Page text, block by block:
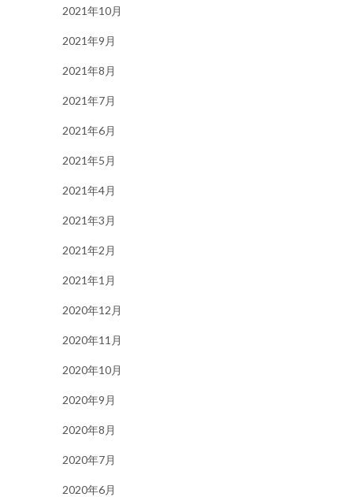
2021年10月
2021年9月
2021年8月
2021年7月
2021年6月
2021年5月
2021年4月
2021年3月
2021年2月
2021年1月
2020年12月
2020年11月
2020年10月
2020年9月
2020年8月
2020年7月
2020年6月